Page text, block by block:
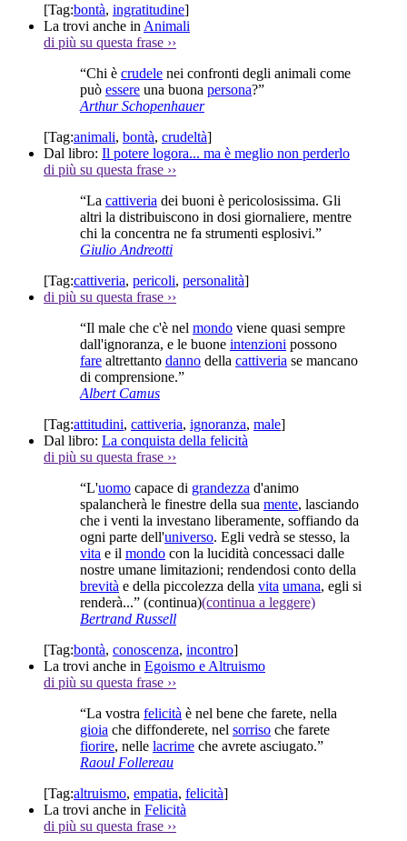
[Tag:bontà, ingratitudine]
La trovi anche in Animali
di più su questa frase ››
“Chi è crudele nei confronti degli animali come
può essere una buona persona?”
Arthur Schopenhauer
[Tag:animali, bontà, crudeltà]
Dal libro: Il potere logora... ma è meglio non perderlo
di più su questa frase ››
“La cattiveria dei buoni è pericolosissima. Gli
altri la distribuiscono in dosi giornaliere, mentre
chi la concentra ne fa strumenti esplosivi.”
Giulio Andreotti
[Tag:cattiveria, pericoli, personalità]
di più su questa frase ››
“Il male che c'è nel mondo viene quasi sempre
dall'ignoranza, e le buone intenzioni possono
fare altrettanto danno della cattiveria se mancano
di comprensione.”
Albert Camus
[Tag:attitudini, cattiveria, ignoranza, male]
Dal libro: La conquista della felicità
di più su questa frase ››
“L'uomo capace di grandezza d'animo
spalancherà le finestre della sua mente, lasciando
che i venti la investano liberamente, soffiando da
ogni parte dell'universo. Egli vedrà se stesso, la
vita e il mondo con la lucidità concessaci dalle
nostre umane limitazioni; rendendosi conto della
brevità e della piccolezza della vita umana, egli si
renderà...” (continua)(continua a leggere)
Bertrand Russell
[Tag:bontà, conoscenza, incontro]
La trovi anche in Egoismo e Altruismo
di più su questa frase ››
“La vostra felicità è nel bene che farete, nella
gioia che diffonderete, nel sorriso che farete
fiorire, nelle lacrime che avrete asciugato.”
Raoul Follereau
[Tag:altruismo, empatia, felicità]
La trovi anche in Felicità
di più su questa frase ››